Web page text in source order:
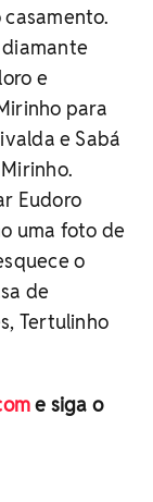
e
para
e Sabá
Eudoro
uma foto de
o
de
Tertulinho
e siga o